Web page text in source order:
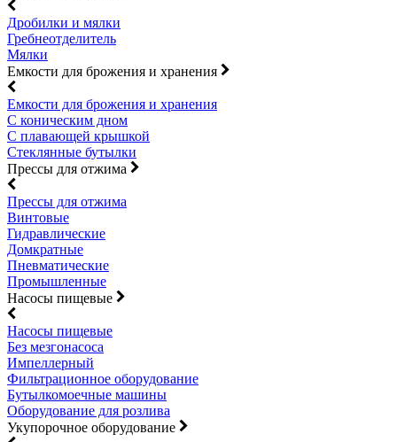
Дробилки и мялки
Гребнеотделитель
Мялки
Емкости для брожения и хранения
Емкости для брожения и хранения
С коническим дном
С плавающей крышкой
Стеклянные бутылки
Прессы для отжима
Прессы для отжима
Винтовые
Гидравлические
Домкратные
Пневматические
Промышленные
Насосы пищевые
Насосы пищевые
Без мезгонасоса
Импеллерный
Фильтрационное оборудование
Бутылкомоечные машины
Оборудование для розлива
Укупорочное оборудование